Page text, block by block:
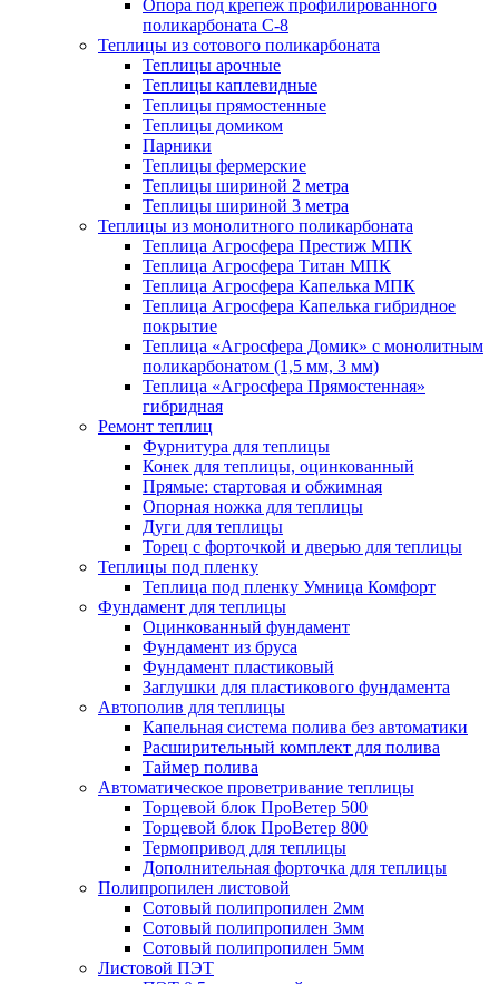
Опора под крепеж профилированного
поликарбоната С-8
Теплицы из сотового поликарбоната
Теплицы арочные
Теплицы каплевидные
Теплицы прямостенные
Теплицы домиком
Парники
Теплицы фермерские
Теплицы шириной 2 метра
Теплицы шириной 3 метра
Теплицы из монолитного поликарбоната
Теплица Агросфера Престиж МПК
Теплица Агросфера Титан МПК
Теплица Агросфера Капелька МПК
Теплица Агросфера Капелька гибридное
покрытие
Теплица «Агросфера Домик» с монолитным
поликарбонатом (1,5 мм, 3 мм)
Теплица «Агросфера Прямостенная»
гибридная
Ремонт теплиц
Фурнитура для теплицы
Конек для теплицы, оцинкованный
Прямые: стартовая и обжимная
Опорная ножка для теплицы
Дуги для теплицы
Торец с форточкой и дверью для теплицы
Теплицы под пленку
Теплица под пленку Умница Комфорт
Фундамент для теплицы
Оцинкованный фундамент
Фундамент из бруса
Фундамент пластиковый
Заглушки для пластикового фундамента
Автополив для теплицы
Капельная система полива без автоматики
Расширительный комплект для полива
Таймер полива
Автоматическое проветривание теплицы
Торцевой блок ПроВетер 500
Торцевой блок ПроВетер 800
Термопривод для теплицы
Дополнительная форточка для теплицы
Полипропилен листовой
Сотовый полипропилен 2мм
Сотовый полипропилен 3мм
Сотовый полипропилен 5мм
Листовой ПЭТ